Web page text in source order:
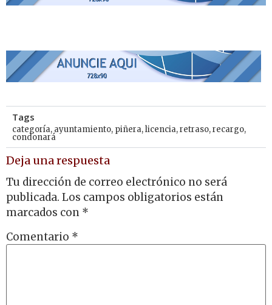
Tags
categoría, ayuntamiento, piñera,licencia,retraso,recargo,
condonará
Deja una respuesta
Tu dirección de correo electrónico no será
publicada. Los campos obligatorios están
marcados con *
Comentario *